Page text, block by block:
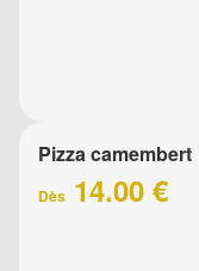
Pizza camembert
Dès 14.00 €